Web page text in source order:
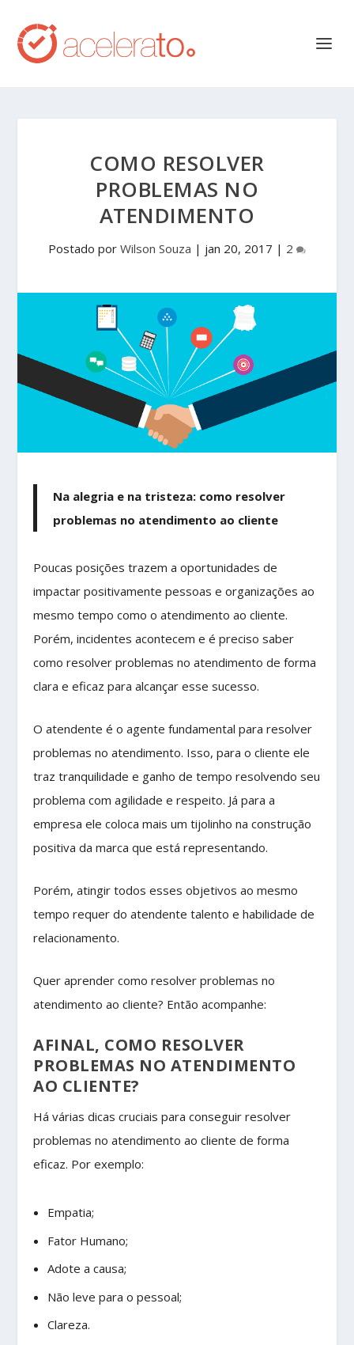
COMO RESOLVER
PROBLEMAS NO
ATENDIMENTO
Postado por Wilson Souza | jan 20, 2017 | 2
Na alegria e na tristeza: como resolver
problemas no atendimento ao cliente
Poucas posições trazem a oportunidades de
impactar positivamente pessoas e organizações ao
mesmo tempo como o atendimento ao cliente.
Porém, incidentes acontecem e é preciso saber
como resolver problemas no atendimento de forma
clara e eficaz para alcançar esse sucesso.
O atendente é o agente fundamental para resolver
problemas no atendimento. Isso, para o cliente ele
traz tranquilidade e ganho de tempo resolvendo seu
problema com agilidade e respeito. Já para a
empresa ele coloca mais um tijolinho na construção
positiva da marca que está representando.
Porém, atingir todos esses objetivos ao mesmo
tempo requer do atendente talento e habilidade de
relacionamento.
Quer aprender como resolver problemas no
atendimento ao cliente? Então acompanhe:
AFINAL, COMO RESOLVER
PROBLEMAS NO ATENDIMENTO
AO CLIENTE?
Há várias dicas cruciais para conseguir resolver
problemas no atendimento ao cliente de forma
eficaz. Por exemplo:
Empatia;
Fator Humano;
Adote a causa;
Não leve para o pessoal;
Clareza.